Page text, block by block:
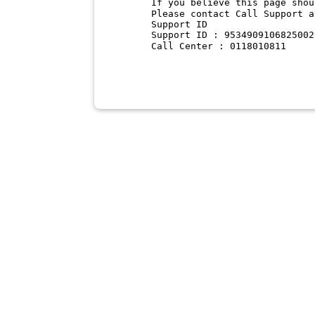
If you believe this page
Please contact Call Support
Support ID
Support ID :
Call Center : 0118010811